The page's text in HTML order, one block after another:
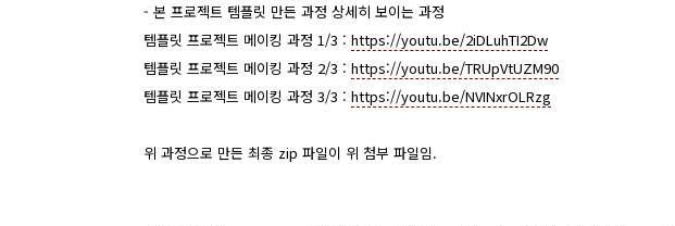
- 본 프로젝트 템플릿 만든 과정 상세히 보이는 과정
템플릿 프로젝트 메이킹 과정 1/3 : https://youtu.be/2iDLuhTI2Dw
템플릿 프로젝트 메이킹 과정 2/3 : https://youtu.be/TRUpVtUZM90
템플릿 프로젝트 메이킹 과정 3/3 : https://youtu.be/NVINxrOLRzg
위 과정으로 만든 최종 zip 파일이 위 첨부 파일임.